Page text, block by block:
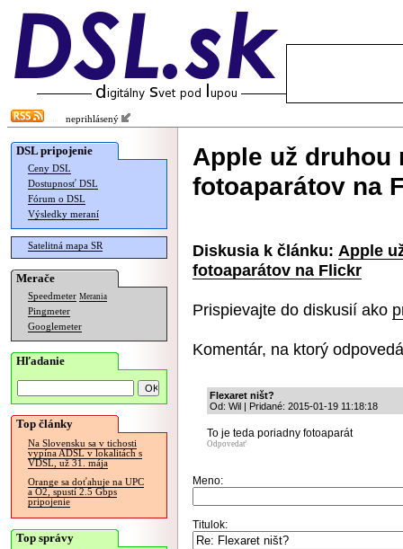
neprihlásený
DSL pripojenie
Ceny DSL
Dostupnosť DSL
Fórum o DSL
Výsledky meraní
Satelitná mapa SR
Merače
Speedmeter Merania
Pingmeter
Googlemeter
Hľadanie
Top články
Na Slovensku sa v tichosti
vypína ADSL v lokalitách s
VDSL, už 31. mája
Orange sa doťahuje na UPC
a O2, spustí 2.5 Gbps
pripojenie
Top správy
Apple už druhou
fotoaparátov na
Diskusia k článku: Apple
fotoaparátov na Flickr
Prispievajte do diskusií ako
Komentár, na ktorý
Flexaret ništ?
Od: Wil | Pridané: 2015-01-19 11:18:18
To je teda poriadny fotoaparát
Odpovedať
Meno:
Titulok: